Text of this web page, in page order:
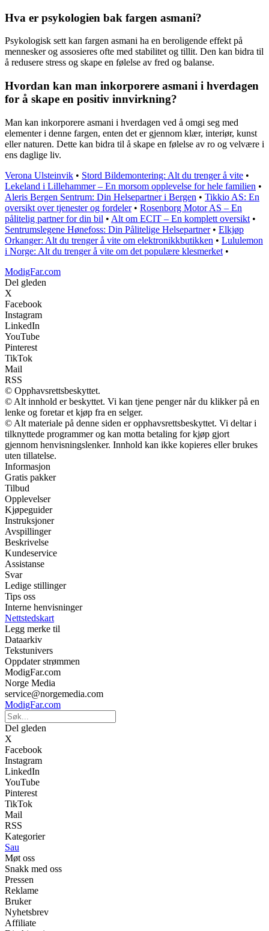
Hva er psykologien bak fargen asmani?
Psykologisk sett kan fargen asmani ha en beroligende effekt på
mennesker og assosieres ofte med stabilitet og tillit. Den kan bidra til
å redusere stress og skape en følelse av fred og balanse.
Hvordan kan man inkorporere asmani i hverdagen
for å skape en positiv innvirkning?
Man kan inkorporere asmani i hverdagen ved å omgi seg med
elementer i denne fargen, enten det er gjennom klær, interiør, kunst
eller naturen. Dette kan bidra til å skape en følelse av ro og velvære i
ens daglige liv.
Verona Ulsteinvik • Stord Bildemontering: Alt du trenger å vite •
Lekeland i Lillehammer – En morsom opplevelse for hele familien •
Aleris Bergen Sentrum: Din Helsepartner i Bergen • Tikkio AS: En
oversikt over tjenester og fordeler• Rosenborg Motor AS – En
pålitelig partner for din bil • Alt om ECIT – En komplett oversikt •
Sentrumslegene Hønefoss: Din Pålitelige Helsepartner• Elkjøp
Orkanger: Alt du trenger å vite om elektronikkbutikken • Lululemon
i Norge: Alt du trenger å vite om det populære klesmerket •
ModigFar.com
Del gleden
X
Facebook
Instagram
LinkedIn
YouTube
Pinterest
TikTok
Mail
RSS
© Opphavsrettsbeskyttet.
© Alt innhold er beskyttet. Vi kan tjene penger når du klikker på en
lenke og foretar et kjøp fra en selger.
© Alt materiale på denne siden er opphavsrettsbeskyttet. Vi deltar i
tilknyttede programmer og kan motta betaling for kjøp gjort
gjennom henvisningslenker. Innhold kan ikke kopieres eller brukes
uten tillatelse.
Informasjon
Gratis pakker
Tilbud
Opplevelser
Kjøpeguider
Instruksjoner
Avspillinger
Beskrivelse
Kundeservice
Assistanse
Svar
Ledige stillinger
Tips oss
Interne henvisninger
Nettstedskart
Legg merke til
Dataarkiv
Tekstunivers
Oppdater strømmen
ModigFar.com
Norge Media
service@norgemedia.com
ModigFar.com
Del gleden
X
Facebook
Instagram
LinkedIn
YouTube
Pinterest
TikTok
Mail
RSS
Kategorier
Sau
Møt oss
Snakk med oss
Pressen
Reklame
Bruker
Nyhetsbrev
Affiliate